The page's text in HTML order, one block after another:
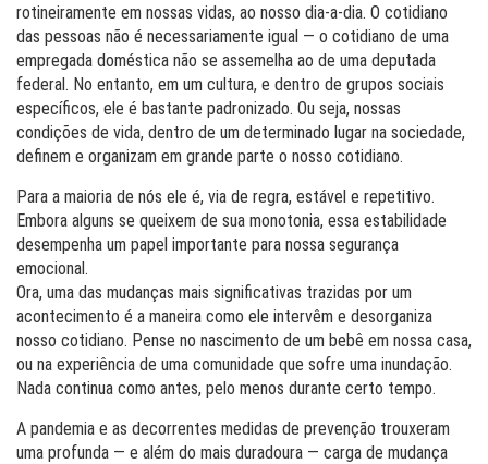
rotineiramente em nossas vidas, ao nosso dia-a-dia. O cotidiano
das pessoas não é necessariamente igual — o cotidiano de uma
empregada doméstica não se assemelha ao de uma deputada
federal. No entanto, em um cultura, e dentro de grupos sociais
específicos, ele é bastante padronizado. Ou seja, nossas
condições de vida, dentro de um determinado lugar na sociedade,
definem e organizam em grande parte o nosso cotidiano.
Para a maioria de nós ele é, via de regra, estável e repetitivo.
Embora alguns se queixem de sua monotonia, essa estabilidade
desempenha um papel importante para nossa segurança
emocional.
Ora, uma das mudanças mais significativas trazidas por um
acontecimento é a maneira como ele intervêm e desorganiza
nosso cotidiano. Pense no nascimento de um bebê em nossa casa,
ou na experiência de uma comunidade que sofre uma inundação.
Nada continua como antes, pelo menos durante certo tempo.
A pandemia e as decorrentes medidas de prevenção trouxeram
uma profunda — e além do mais duradoura — carga de mudança